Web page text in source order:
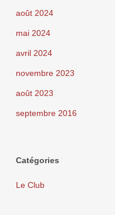
août 2024
mai 2024
avril 2024
novembre 2023
août 2023
septembre 2016
Catégories
Le Club